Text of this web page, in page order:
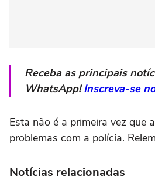
Receba as principais
WhatsApp!Inscreva-se
Esta não é a primeira vez que
problemas com a polícia.
Notícias relacionadas